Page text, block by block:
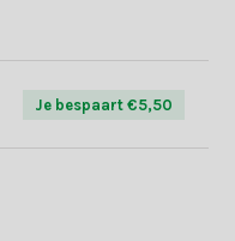
Je bespaart €5,50